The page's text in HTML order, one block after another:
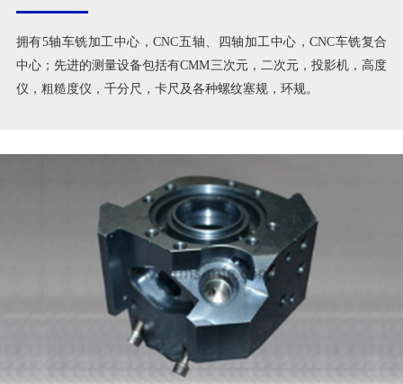
拥有5轴车铣加工中心，CNC五轴、四轴加工中心，CNC车铣复合
中心；先进的测量设备包括有CMM三次元，二次元，投影机，高度
仪，粗糙度仪，千分尺，卡尺及各种螺纹塞规，环规。